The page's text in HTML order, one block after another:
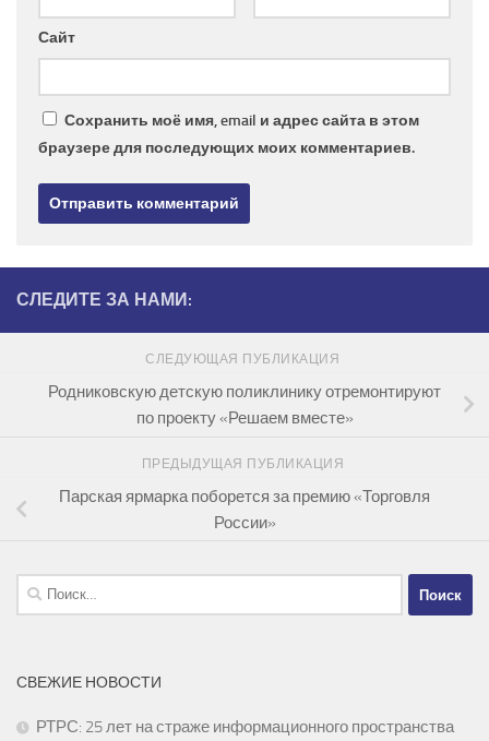
Сайт
Сохранить моё имя, email и адрес сайта в этом
браузере для последующих моих комментариев.
СЛЕДИТЕ ЗА НАМИ:
СЛЕДУЮЩАЯ ПУБЛИКАЦИЯ
Родниковскую детскую поликлинику отремонтируют
по проекту «Решаем вместе»
ПРЕДЫДУЩАЯ ПУБЛИКАЦИЯ
Парская ярмарка поборется за премию «Торговля
России»
Найти:
СВЕЖИЕ НОВОСТИ
РТРС: 25 лет на страже информационного пространства